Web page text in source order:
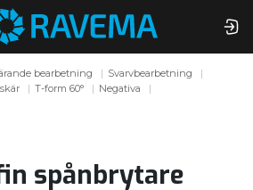
bearbetning
Svarvbearbetning
T-form 60°
Negativa
spånbrytare